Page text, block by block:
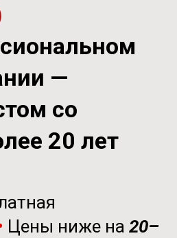
—
со
20 лет
Цены ниже на 20–